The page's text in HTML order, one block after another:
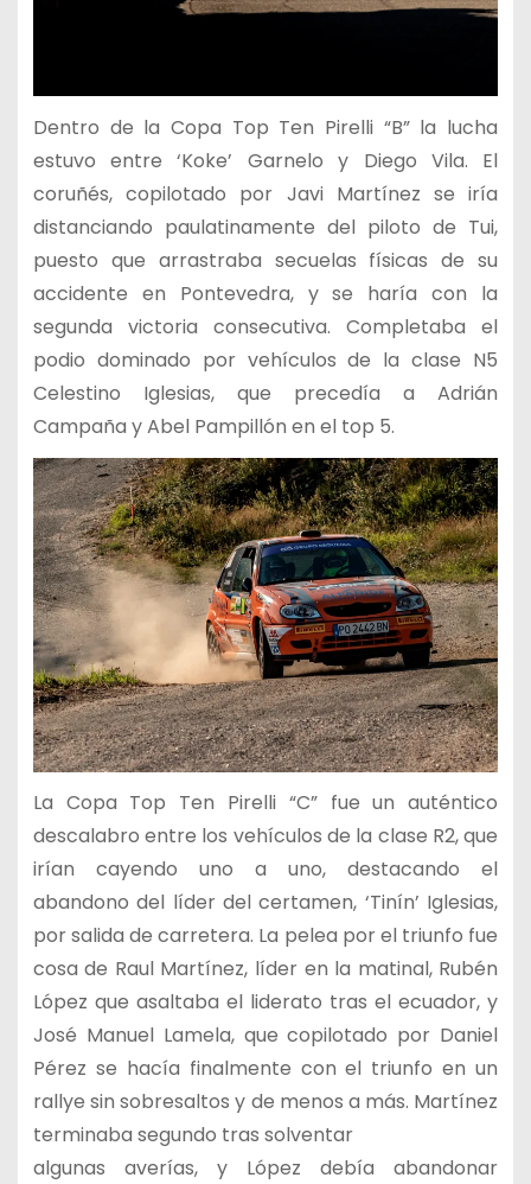
Dentro de la Copa Top Ten Pirelli “B” la lucha
estuvo entre ‘Koke’ Garnelo y Diego Vila. El
coruñés, copilotado por Javi Martínez se iría
distanciando paulatinamente del piloto de Tui,
puesto que arrastraba secuelas físicas de su
accidente en Pontevedra, y se haría con la
segunda victoria consecutiva. Completaba el
podio dominado por vehículos de la clase N5
Celestino Iglesias, que precedía a Adrián
Campaña y Abel Pampillón en el top 5.
La Copa Top Ten Pirelli “C” fue un auténtico
descalabro entre los vehículos de la clase R2, que
irían cayendo uno a uno, destacando el
abandono del líder del certamen, ‘Tinín’ Iglesias,
por salida de carretera. La pelea por el triunfo fue
cosa de Raul Martínez, líder en la matinal, Rubén
López que asaltaba el liderato tras el ecuador, y
José Manuel Lamela, que copilotado por Daniel
Pérez se hacía finalmente con el triunfo en un
rallye sin sobresaltos y de menos a más. Martínez
terminaba segundo tras solventar
algunas averías, y López debía abandonar